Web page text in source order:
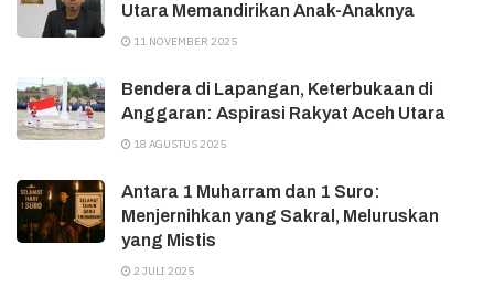
Utara Memandirikan Anak-Anaknya
11 NOVEMBER 2025
Bendera di Lapangan, Keterbukaan di
Anggaran: Aspirasi Rakyat Aceh Utara
18 AGUSTUS 2025
Antara 1 Muharram dan 1 Suro:
Menjernihkan yang Sakral, Meluruskan
yang Mistis
2 JULI 2025